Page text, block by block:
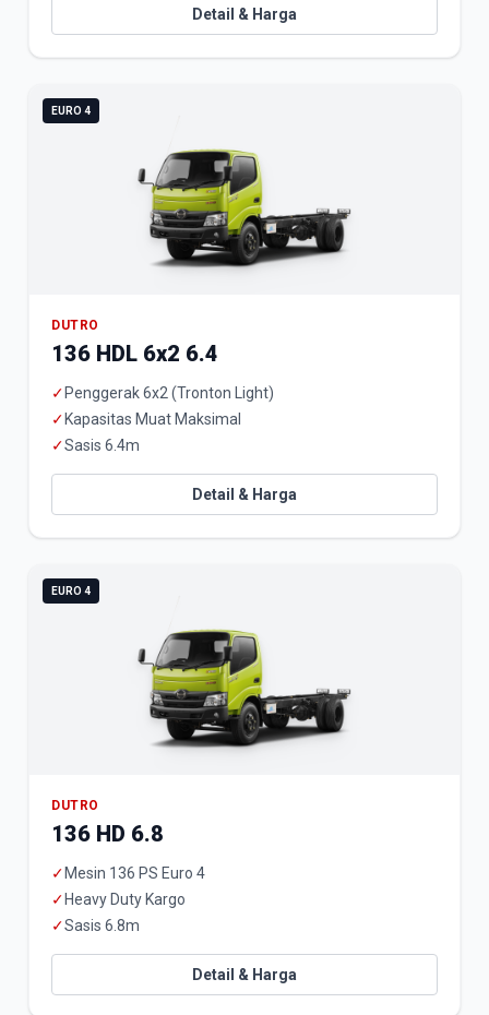
Detail & Harga
EURO 4
DUTRO
136 HDL 6x2 6.4
✓ Penggerak 6x2 (Tronton Light)
✓ Kapasitas Muat Maksimal
✓Sasis 6.4m
Detail & Harga
EURO 4
DUTRO
136 HD 6.8
✓ Mesin 136 PS Euro 4
✓ Heavy Duty Kargo
✓Sasis 6.8m
Detail & Harga